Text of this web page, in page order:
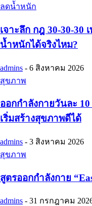
ลดน้ำหนัก
เจาะลึก กฎ 30-30-30
น้ำหนักได้จริงไหม?
admins - 6 สิงหาคม 2026
สุขภาพ
ออกกำลังกายวันละ
เริ่มสร้างสุขภาพดีได้
admins - 3 สิงหาคม 2026
สุขภาพ
สูตรออกกำลังกาย
admins - 31 กรกฎาคม